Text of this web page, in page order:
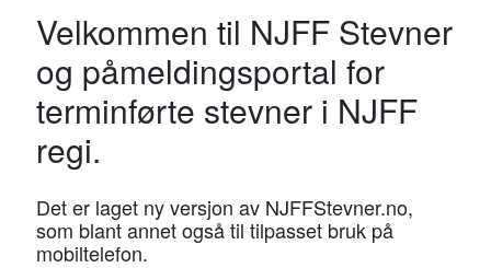
Velkommen til NJFF Stevner
og påmeldingsportal for
terminførte stevner i NJFF
regi.
Det er laget ny versjon av NJFFStevner.no,
som blant annet også til tilpasset bruk på
mobiltelefon.